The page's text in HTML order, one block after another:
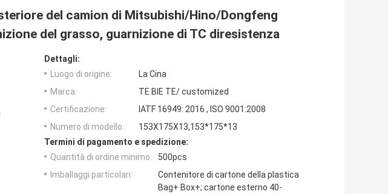
del camion di Mitsubishi/Hino/Dongfeng
del grasso, guarnizione di TC diresistenza
Dettagli:
Luogo di origine:
La Cina
Marca:
TE BIE TE/ customized
Certificazione:
IATF 16949: 2016 , ISO 9001:2008
Numero di modello:
153X175X13,153*175*13
Termini di pagamento e spedizione:
Quantità di ordine minimo:
500pcs
Imballaggi particolari:
Contenitore di cartone della plastica
Bag+ Box+; cartone esterno 40-